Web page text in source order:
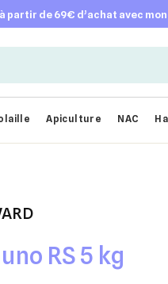
partir de 69€ d’achat avec
Apiculture NAC
RS 5 kg